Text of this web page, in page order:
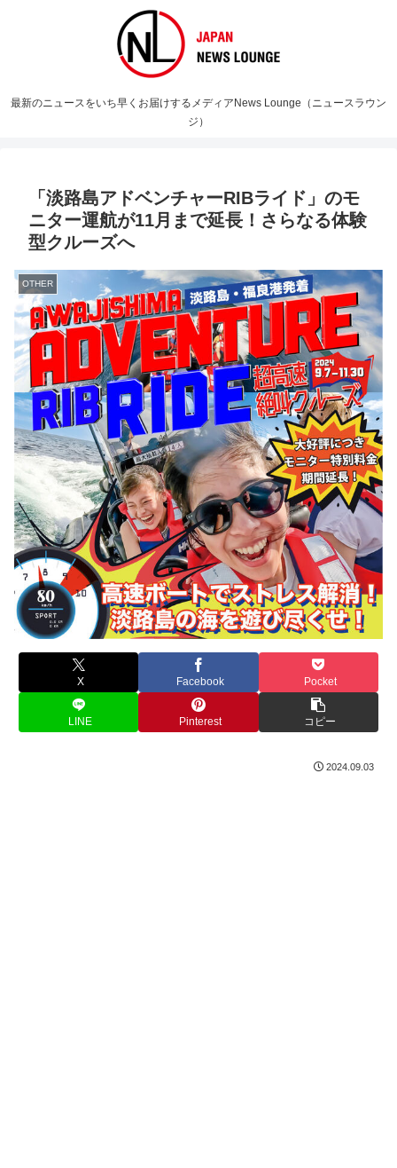
最新のニュースをいち早くお届けするメディアNews Lounge（ニュースラウン
ジ）
「淡路島アドベンチャーRIBライド」のモ
ニター運航が11月まで延長！さらなる体験
型クルーズへ
OTHER
X Facebook Pocket
LINE Pinterest コピー
2024.09.03